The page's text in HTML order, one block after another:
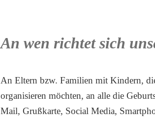
An wen richtet sich
An Eltern bzw. Familien mit Kindern,
organisieren möchten, an alle die
Mail, Grußkarte, Social Media,